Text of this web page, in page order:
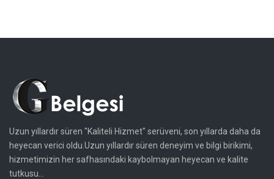
Uzun yıllardır süren "Kaliteli Hizmet" serüveni, son yıllarda daha da
heyecan verici oldu.Uzun yıllardır süren deneyim ve bilgi birikimi,
hizmetimizin her safhasındaki kaybolmayan heyecan ve kalite
tutkusu...